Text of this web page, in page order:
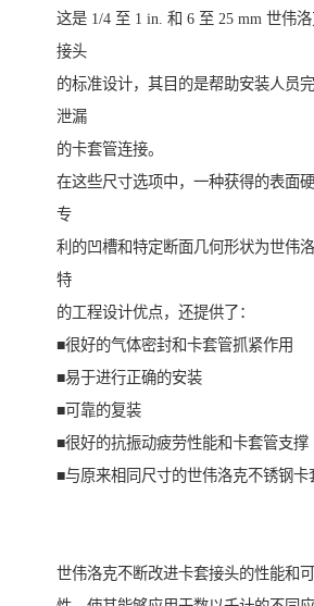
这是 1/4 至 1 in. 和 6 至 25 mm 世伟
接头
的标准设计，其目的是帮助安装人员
泄漏
的卡套管连接。
在这些尺寸选项中，一种获得的表面
专
利的凹槽和特定断面几何形状为世伟
特
的工程设计优点，还提供了：
■很好的气体密封和卡套管抓紧作用
■易于进行正确的安装
■可靠的复装
■很好的抗振动疲劳性能和卡套管支撑
■与原来相同尺寸的世伟洛克不锈钢卡
世伟洛克不断改进卡套接头的性能和